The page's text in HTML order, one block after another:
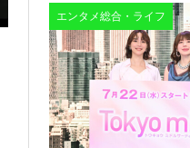
エンタメ総合・ライフ